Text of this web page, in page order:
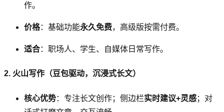
作。
价格：基础功能永久免费，高级版按需付费。
适合：职场人、学生、自媒体日常写作。
2. 火山写作（豆包驱动，沉浸式长文）
核心优势：专注长文创作；侧边栏实时建议+灵感；对